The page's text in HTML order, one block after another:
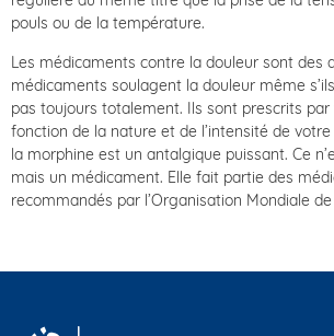
pouls ou de la température.
Les médicaments contre la douleur sont des
médicaments soulagent la douleur même
pas toujours totalement. Ils sont prescrits
fonction de la nature et de l’intensité de votre
la morphine est un antalgique puissant. Ce
mais un médicament. Elle fait partie des
recommandés par l’Organisation Mondiale